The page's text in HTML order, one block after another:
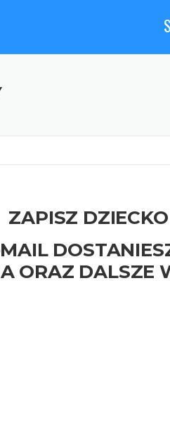
ZAPISZ DZIECKO
ORAZ DALSZE